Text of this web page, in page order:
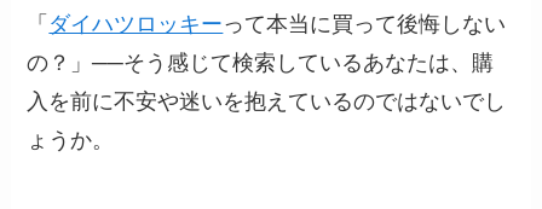
「 ダイハツロッキーって本当に買って後悔しない
の？」──そう感じて検索しているあなたは、購
入を前に不安や迷いを抱えているのではないでし
ょうか。